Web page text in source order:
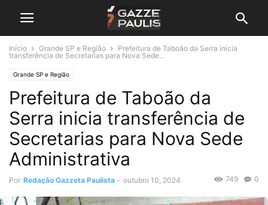
Início Grande SP e Região
Prefeitura de Taboão da Serra inicia
transferência de Secretarias para Nova Sede...
Grande SP e Região
Prefeitura de Taboão da
Serra inicia transferência de
Secretarias para Nova Sede
Administrativa
Por Redação Gazzeta Paulista - outubro 10, 2024 0
749